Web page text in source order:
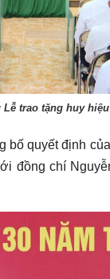
trao tặng huy
bố quyết định
đồng chí